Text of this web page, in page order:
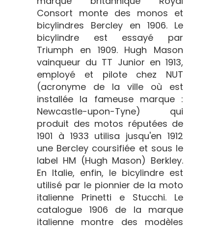
Consort monte des monos et
bicylindres Bercley en 1906. Le
bicylindre est essayé par
Triumph en 1909. Hugh Mason
vainqueur du TT Junior en 1913,
employé et pilote chez NUT
(acronyme de la ville où est
installée la fameuse marque :
Newcastle-upon-Tyne) qui
produit des motos réputées de
1901 à 1933 utilisa jusqu'en 1912
une Bercley coursifiée et sous le
label HM (Hugh Mason) Berkley.
En Italie, enfin, le bicylindre est
utilisé par le pionnier de la moto
italienne Prinetti e Stucchi. Le
catalogue 1906 de la marque
italienne montre des modèles